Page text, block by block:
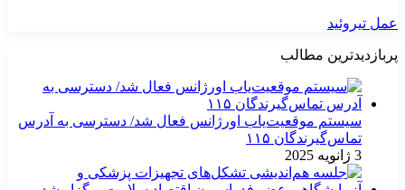
عمل تیروئید
پربازدیدترین مطالب
سیستم موقعیت‌یاب اورژانس فعال شد/ دسترسی به آدرس
تماس‌گیرندگان ۱۱۵
3 ژانویه 2025